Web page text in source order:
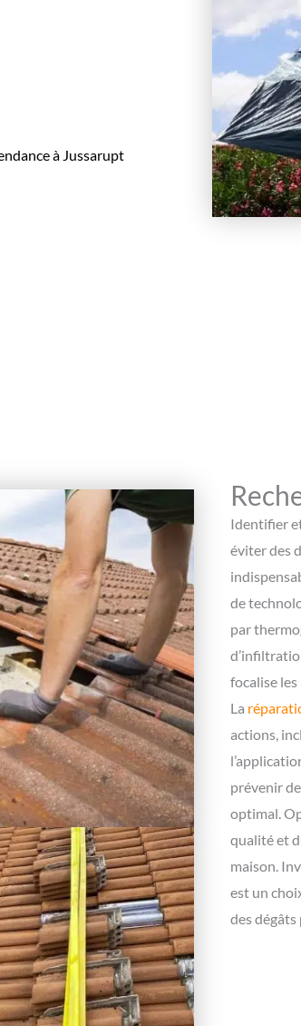
à Jussarupt
Identifier
éviter des
de
par
focalise
La
actions,
prévenir
optimal.
qualité et
maison.
est un
des